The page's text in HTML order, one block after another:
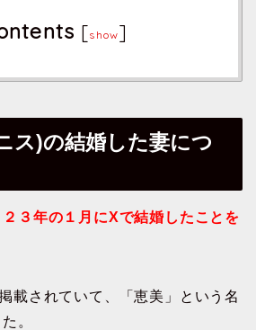
[show]
ス)の結婚した妻につ
２３年の１月にXで結婚したことを
載されていて、「恵美」という名
。